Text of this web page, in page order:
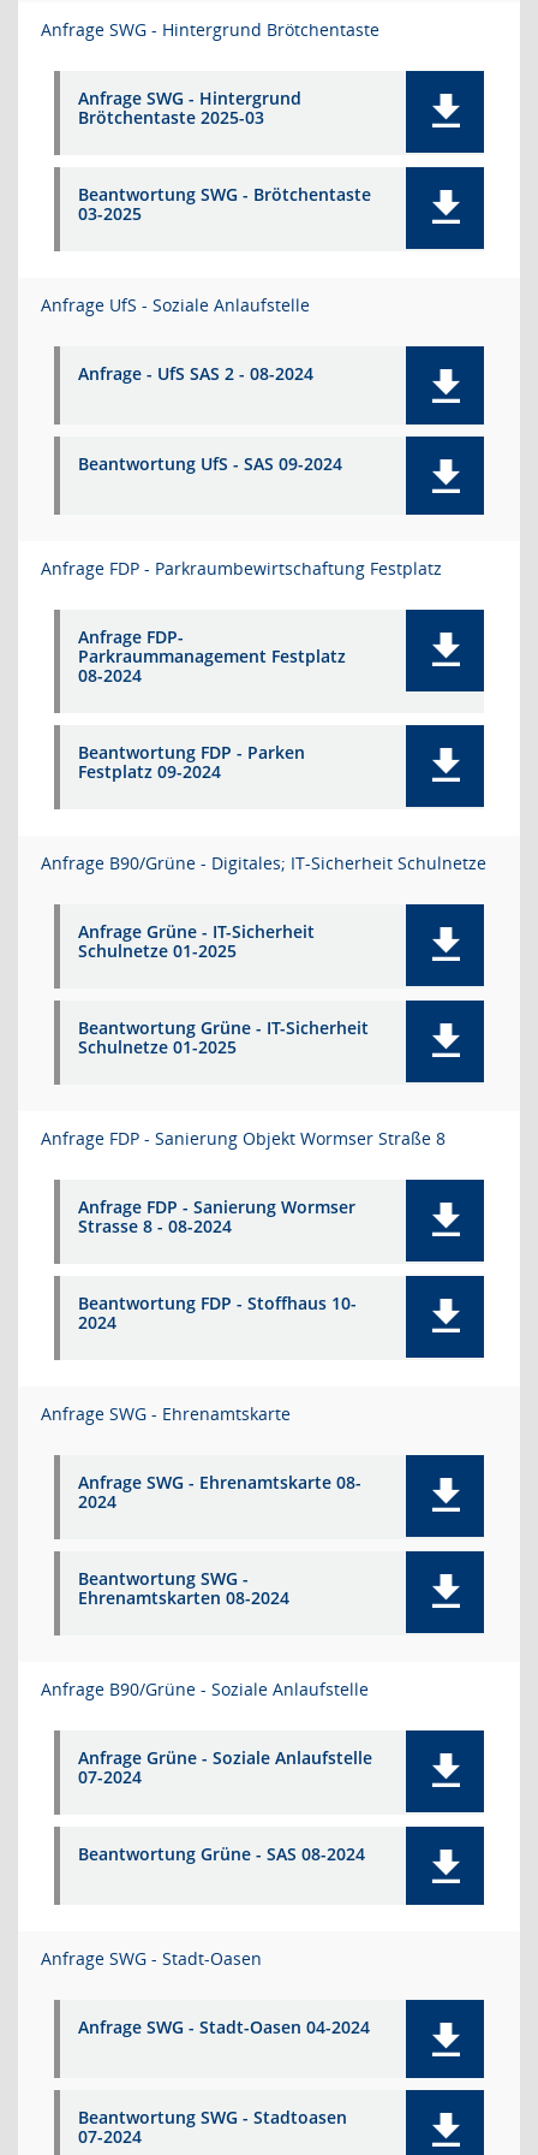
Anfrage SWG - Hintergrund Brötchentaste
Anfrage SWG - Hintergrund
Brötchentaste 2025-03
Beantwortung SWG - Brötchentaste
03-2025
Anfrage UfS - Soziale Anlaufstelle
Anfrage - UfS SAS 2 - 08-2024
Beantwortung UfS - SAS 09-2024
Anfrage FDP - Parkraumbewirtschaftung Festplatz
Anfrage FDP-
Parkraummanagement Festplatz
08-2024
Beantwortung FDP - Parken
Festplatz 09-2024
Anfrage B90/Grüne - Digitales; IT-Sicherheit Schulnetze
Anfrage Grüne - IT-Sicherheit
Schulnetze 01-2025
Beantwortung Grüne - IT-Sicherheit
Schulnetze 01-2025
Anfrage FDP - Sanierung Objekt Wormser Straße 8
Anfrage FDP - Sanierung Wormser
Strasse 8 - 08-2024
Beantwortung FDP - Stoffhaus 10-
2024
Anfrage SWG - Ehrenamtskarte
Anfrage SWG - Ehrenamtskarte 08-
2024
Beantwortung SWG -
Ehrenamtskarten 08-2024
Anfrage B90/Grüne - Soziale Anlaufstelle
Anfrage Grüne - Soziale Anlaufstelle
07-2024
Beantwortung Grüne - SAS 08-2024
Anfrage SWG - Stadt-Oasen
Anfrage SWG - Stadt-Oasen 04-2024
Beantwortung SWG - Stadtoasen
07-2024